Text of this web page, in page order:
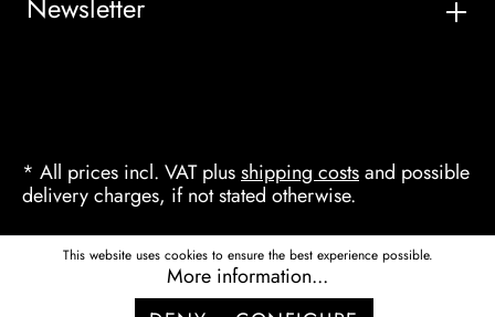
Newsletter
* All prices incl. VAT plusshipping costsand possible
delivery charges, if not stated otherwise.
This website uses cookies to ensure the best experience possible.
More information...